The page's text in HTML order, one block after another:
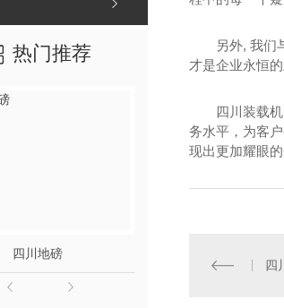
热门推荐
四川地磅
另外, 我们
才是企业永恒
四川装载
务水平，为客
现出更加耀眼的
四